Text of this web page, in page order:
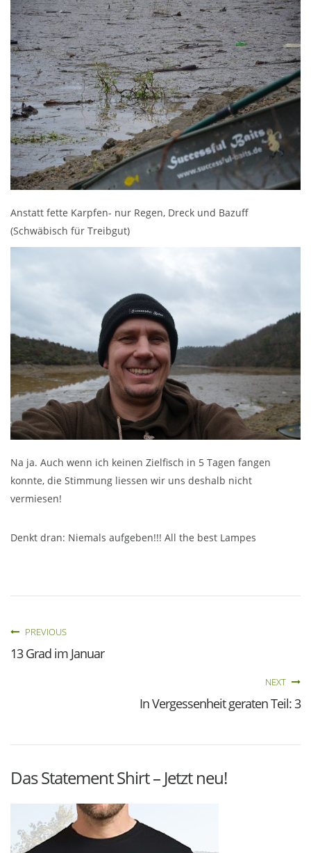
Anstatt fette Karpfen- nur Regen, Dreck und Bazuff
(Schwäbisch für Treibgut)
Na ja. Auch wenn ich keinen Zielfisch in 5 Tagen fangen
konnte, die Stimmung liessen wir uns deshalb nicht
vermiesen!
Denkt dran: Niemals aufgeben!!! All the best Lampes
PREVIOUS
13 Grad im Januar
NEXT
In Vergessenheit geraten Teil: 3
Das Statement Shirt – Jetzt neu!